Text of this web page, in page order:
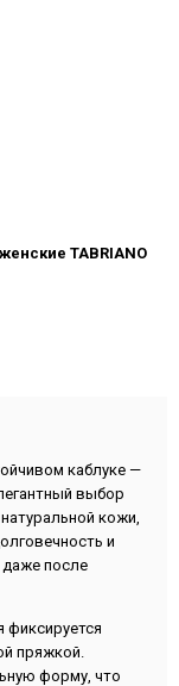
TABRIANO
каблуке —
выбор
кожи,
и
после
пряжкой.
форму, что